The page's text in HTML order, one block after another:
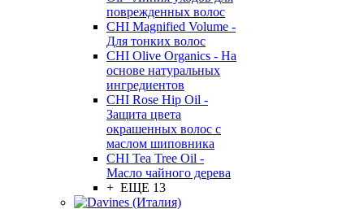
поврежденных волос
CHI Magnified Volume -
Для тонких волос
CHI Olive Organics - На
основе натуральных
ингредиентов
CHI Rose Hip Oil -
Защита цвета
окрашенных волос с
маслом шиповника
CHI Tea Tree Oil -
Масло чайного дерева
+ ЕЩЕ 13